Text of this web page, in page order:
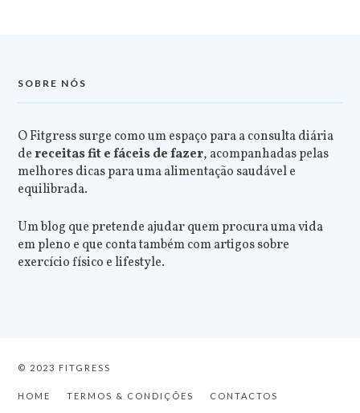
SOBRE NÓS
O Fitgress surge como um espaço para a consulta diária
dereceitas fit e fáceis de fazer, acompanhadas pelas
melhores dicas para uma alimentação saudável e
equilibrada.
Um blog que pretende ajudar quem procura uma vida
em pleno e que conta também com artigos sobre
exercício físico e lifestyle.
© 2023 FITGRESS
HOME TERMOS & CONDIÇÕES CONTACTOS